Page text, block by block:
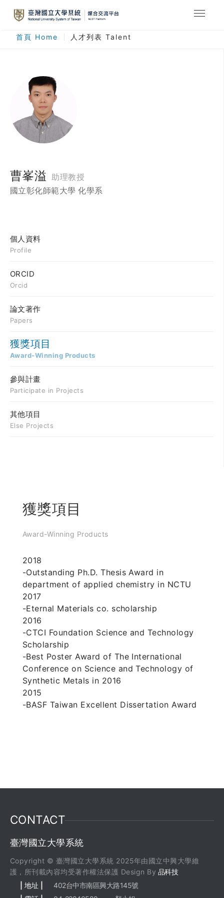
最新消息
人才列表
臺灣國立大學系統
註冊
首頁 Home 人才列表 Talent
曹峯溢 助理教授
國立彰化師範大學 化學系
個人資料
Profile
ORCID
Orcid
論文著作
Papers
獲獎項目
Award-Winning Products
參與計畫
Participate in Projects
其他項目
Else Projects
獲獎項目
Award-Winning Products
2018
-Outstanding Ph.D. Thesis Award in
department of applied chemistry in NCTU
2017
-Eternal Materials co. scholarship
2016
-CTCI Foundation Science and Technology
Scholarship
-Best Poster Award of The International
Conference on Science and Technology of
Synthetic Metals in 2016
2015
-BASF Taiwan Excellent Dissertation Award
CONTACT
臺灣國立大學系統
Copyright © 臺灣國立大學系統 2025年由國立中興大學維
護，所刊載內容均受著作權法保護 Design By 品科技
| 地址 |
402台中市南區興大路145號